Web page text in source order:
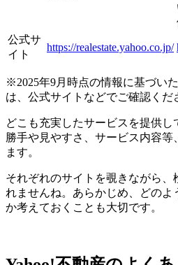
公式サ
イト
https://realestate.yahoo.co.jp/
※2025年9月時点の情報に基づい
は、公式サイトなどでご確認くだ
どこも充実したサービスを提供
勝手や見やすさ、サービス内容等
ます。
それぞれのサイトを覗きながら、
れませんね。あらかじめ、どの
か考えておくことも大切です。